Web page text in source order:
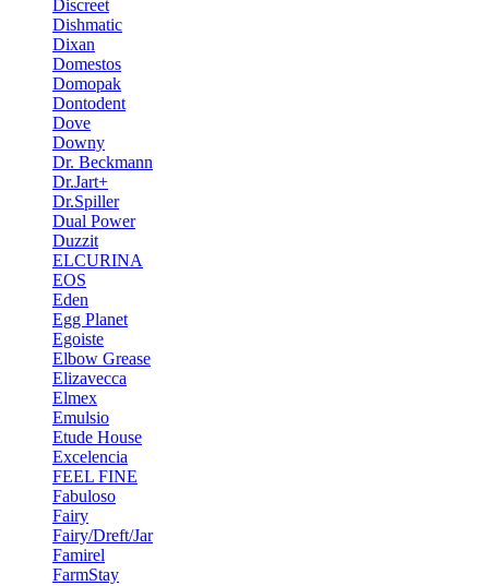
Discreet
Dishmatic
Dixan
Domestos
Domopak
Dontodent
Dove
Downy
Dr. Beckmann
Dr.Jart+
Dr.Spiller
Dual Power
Duzzit
ELCURINA
EOS
Eden
Egg Planet
Egoiste
Elbow Grease
Elizavecca
Elmex
Emulsio
Etude House
Excelencia
FEEL FINE
Fabuloso
Fairy
Fairy/Dreft/Jar
Famirel
FarmStay